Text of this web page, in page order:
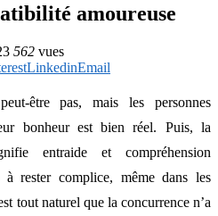
amoureuse
562 vues
LinkedinEmail
être pas, mais les personnes
bonheur est bien réel. Puis, la
entraide et compréhension
rester complice, même dans les
tout naturel que la concurrence n’a